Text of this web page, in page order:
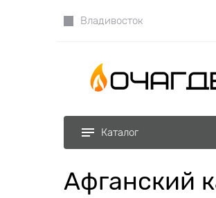
Владивосток
Каталог
Афганский